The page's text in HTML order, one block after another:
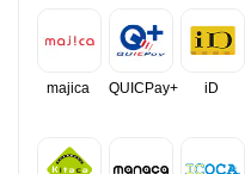
majica QUICPay+ iD